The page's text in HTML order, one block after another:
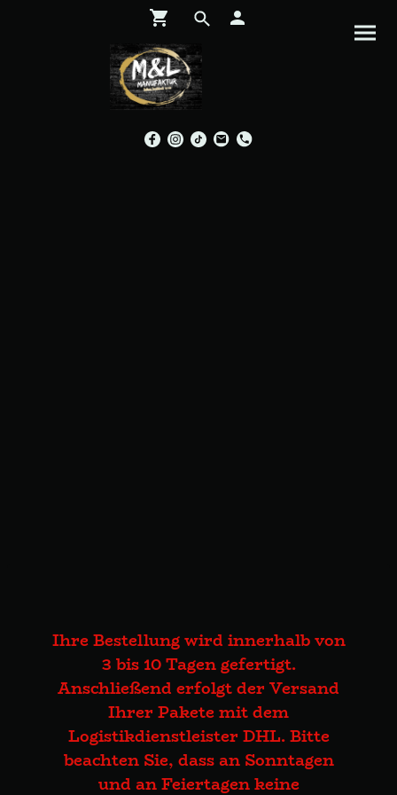
Ihre Bestellung wird innerhalb von
3 bis 10 Tagen gefertigt.
Anschließend erfolgt der Versand
Ihrer Pakete mit dem
Logistikdienstleister DHL. Bitte
beachten Sie, dass an Sonntagen
und an Feiertagen keine